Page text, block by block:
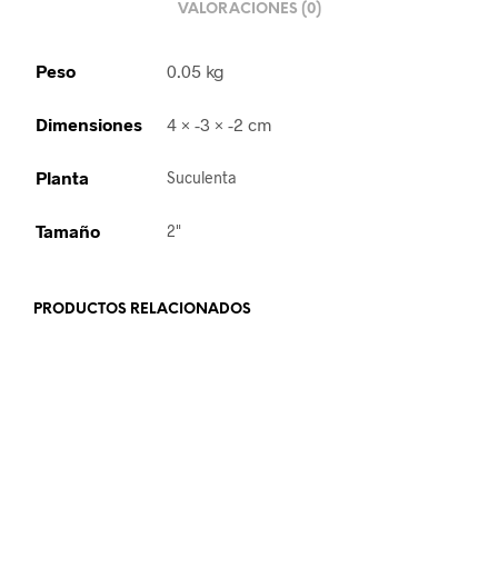
VALORACIONES (0)
Peso 0.05 kg
Dimensiones 4 × -3 × -2 cm
Planta Suculenta
Tamaño 2"
PRODUCTOS RELACIONADOS